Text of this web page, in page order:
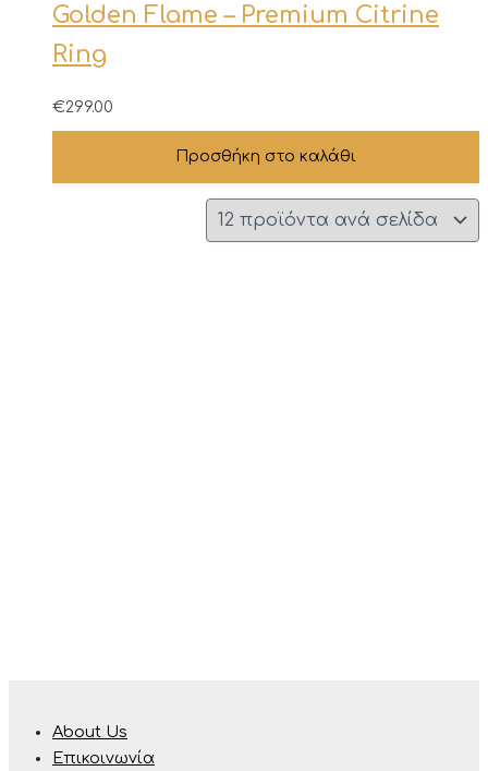
Golden Flame – Premium Citrine
Ring
€299.00
Προσθήκη στο καλάθι
About Us
Επικοινωνία